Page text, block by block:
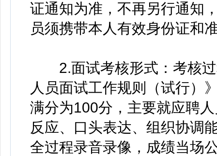
证通知为准，不再另行通知
员须携带本人有效身份证和
2.面试考核形式：考核过
人员面试工作规则（试行）
满分为100分，主要就应聘
反应、口头表达、组织协调
全过程录音录像，成绩当场